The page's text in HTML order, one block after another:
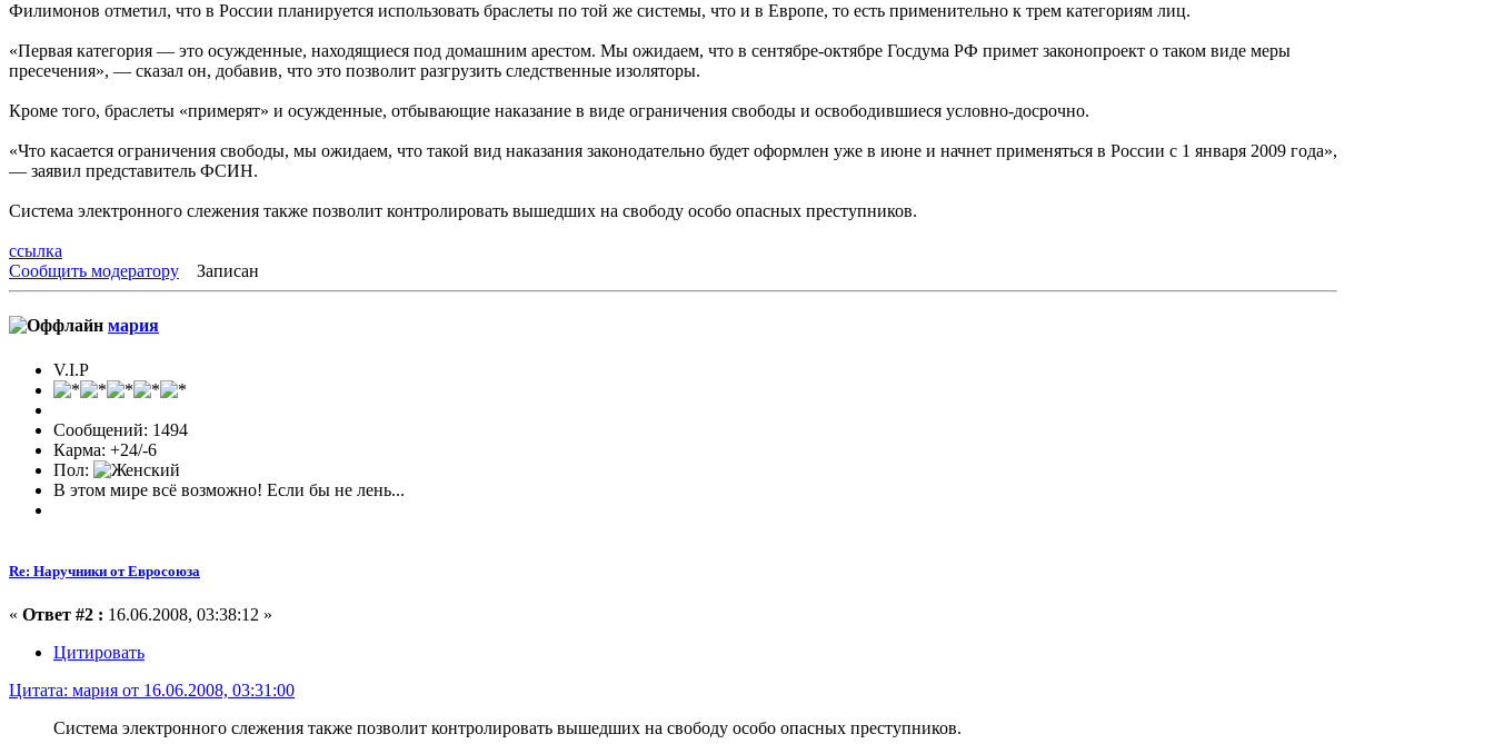
Филимонов отметил, что в России планируется использовать браслеты по той же системы, что и в Европе, то есть применительно к трем категориям лиц.
«Первая категория — это осужденные, находящиеся под домашним арестом. Мы ожидаем, что в сентябре-октябре Госдума РФ примет законопроект о таком виде меры
пресечения», — сказал он, добавив, что это позволит разгрузить следственные изоляторы.
Кроме того, браслеты «примерят» и осужденные, отбывающие наказание в виде ограничения свободы и освободившиеся условно-досрочно.
«Что касается ограничения свободы, мы ожидаем, что такой вид наказания законодательно будет оформлен уже в июне и начнет применяться в России с 1 января 2009 года»,
— заявил представитель ФСИН.
Система электронного слежения также позволит контролировать вышедших на свободу особо опасных преступников.
ссылка
Сообщить модератору
Записан
мария
V.I.P
Сообщений: 1494
Карма: +24/-6
Пол:
В этом мире всё возможно! Если бы не лень...
Re: Наручники от Евросоюза
« Ответ #2 : 16.06.2008, 03:38:12 »
Цитировать
Цитата: мария от 16.06.2008, 03:31:00
Система электронного слежения также позволит контролировать вышедших на свободу особо опасных преступников.